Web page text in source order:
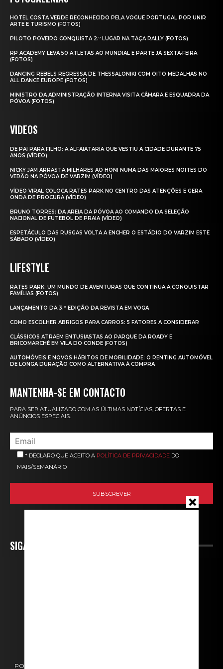
HOTEL COSTA VERDE RECONHECIDO PELA VOGUE PORTUGAL POR UNIR
ARTE E TURISMO (FOTOS)
PILOTO POVEIRO CONQUISTA 2.º LUGAR NA TAÇA RALLY (FOTOS)
RP ACADEMY LEVA 50 ATLETAS AO MUNDIAL E PARTE JÁ SEXTA‑FEIRA
(FOTOS)
DANCING REBELS REGRESSA DE THESSALONIKI COM OITO MEDALHAS NO
ALL DANCE EUROPE (FOTOS)
MINISTRO DA ADMINISTRAÇÃO INTERNA VISITA CÂMARA E ESQUADRA DA
PÓVOA (FOTOS)
VIDEOS
DE PAI PARA FILHO: A ALFAIATARIA QUE VESTIU A CIDADE DURANTE 75
ANOS (VÍDEO)
NICKY JAM ARRASTA MILHARES AO HONI NUMA DAS MAIORES NOITES DO
VERÃO NA PÓVOA DE VARZIM (VÍDEO)
VÍDEO VIRAL COLOCA RATES PARK NO CENTRO DAS ATENÇÕES E GERA
ONDA DE PROCURA (VÍDEO)
BRUNO TORRES: DA AREIA DA PÓVOA AO COMANDO DA SELEÇÃO
NACIONAL DE FUTEBOL DE PRAIA (VÍDEO)
ESPETÁCULO DAS RUSGAS VOLTA A ENCHER O ESTÁDIO DO VARZIM ESTE
SÁBADO (VÍDEO)
LIFESTYLE
RATES PARK: UM MUNDO DE AVENTURAS QUE CONTINUA A CONQUISTAR
FAMÍLIAS (FOTOS)
LANÇAMENTO DA 3.ª EDIÇÃO DA REVISTA EM VOGA
COMO ESCOLHER ABRIGOS PARA CARROS: 5 FATORES A CONSIDERAR
CLÁSSICOS ATRAEM ENTUSIASTAS AO PARQUE DA ROADY E
BRICOMARCHÉ EM VILA DO CONDE (FOTOS)
AUTOMÓVEIS E NOVOS HÁBITOS DE MOBILIDADE: O RENTING AUTOMÓVEL
DE LONGA DURAÇÃO COMO ALTERNATIVA À COMPRA
MANTENHA-SE EM CONTACTO
PARA SER ATUALIZADO COM AS ÚLTIMAS NOTÍCIAS, OFERTAS E
ANÚNCIOS ESPECIAIS.
* DECLARO QUE ACEITO A POLÍTICA DE PRIVACIDADE DO
MAIS/SEMANÁRIO
SIGA-NOS
POLÍTICA DE COOKIES